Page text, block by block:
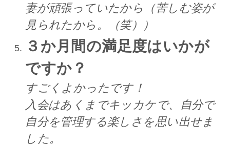
妻が頑張っていたから（苦しむ姿が
見られたから。（笑））
３か月間の満足度はいかが
ですか？
すごくよかったです！
入会はあくまでキッカケで、自分で
自分を管理する楽しさを思い出せま
した。